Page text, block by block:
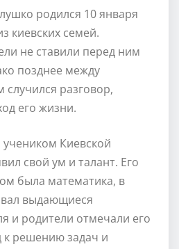
родился 10 января
киевских семей.
не ставили перед ним
позднее между
разговор,
его жизни.
Киевской
свой ум и талант. Его
была математика, в
выдающиеся
и родители отмечали его
к решению задач и